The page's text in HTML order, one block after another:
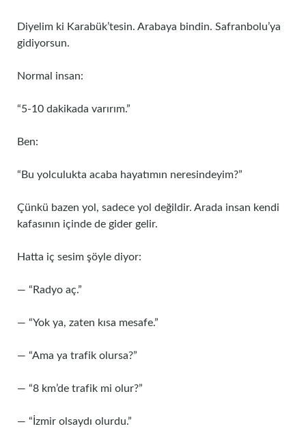
Diyelim ki Karabük’tesin. Arabaya bindin. Safranbolu’ya
gidiyorsun.
Normal insan:
“5-10 dakikada varırım.”
Ben:
“Bu yolculukta acaba hayatımın neresindeyim?”
Çünkü bazen yol, sadece yol değildir. Arada insan kendi
kafasının içinde de gider gelir.
Hatta iç sesim şöyle diyor:
— “Radyo aç.”
— “Yok ya, zaten kısa mesafe.”
— “Ama ya trafik olursa?”
— “8 km’de trafik mi olur?”
— “İzmir olsaydı olurdu.”